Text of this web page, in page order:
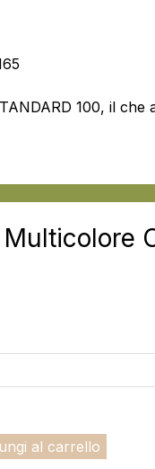
100, il
al carrello